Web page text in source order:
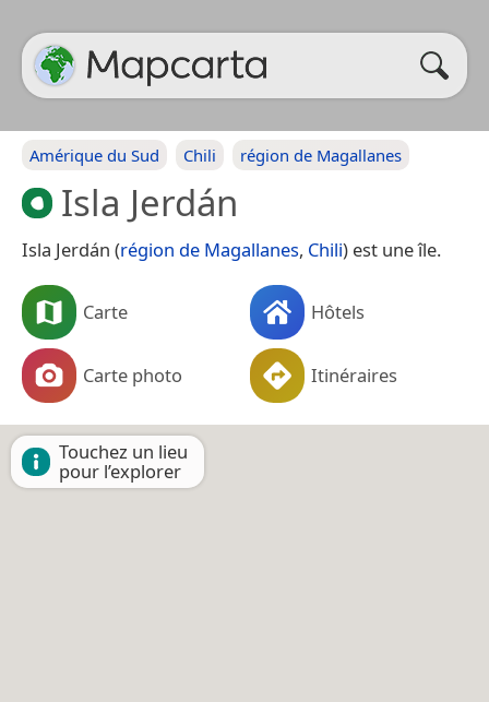
Amérique du Sud Chili région de Magallanes
Isla Jerdán
Isla Jerdán (région de Magallanes, Chili) est une île.
Carte Hôtels
Carte photo Itinéraires
Touchez un lieu
pour l’explorer